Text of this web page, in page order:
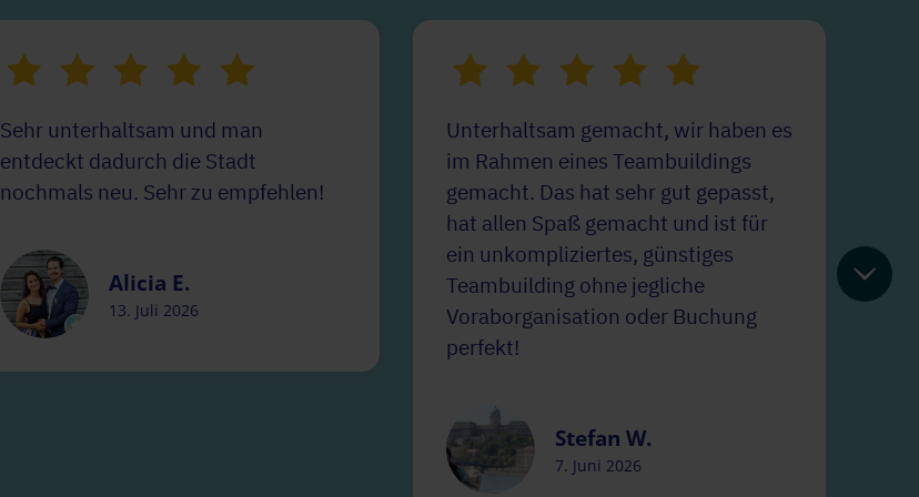
Sehr unterhaltsam und man
entdeckt dadurch die Stadt
nochmals neu. Sehr zu empfehlen!
Alicia E.
13. Juli 2026
Unterhaltsam gemacht, wir haben es
im Rahmen eines Teambuildings
gemacht. Das hat sehr gut gepasst,
hat allen Spaß gemacht und ist für
ein unkompliziertes, günstiges
Teambuilding ohne jegliche
Voraborganisation oder Buchung
perfekt!
Stefan W.
7. Juni 2026